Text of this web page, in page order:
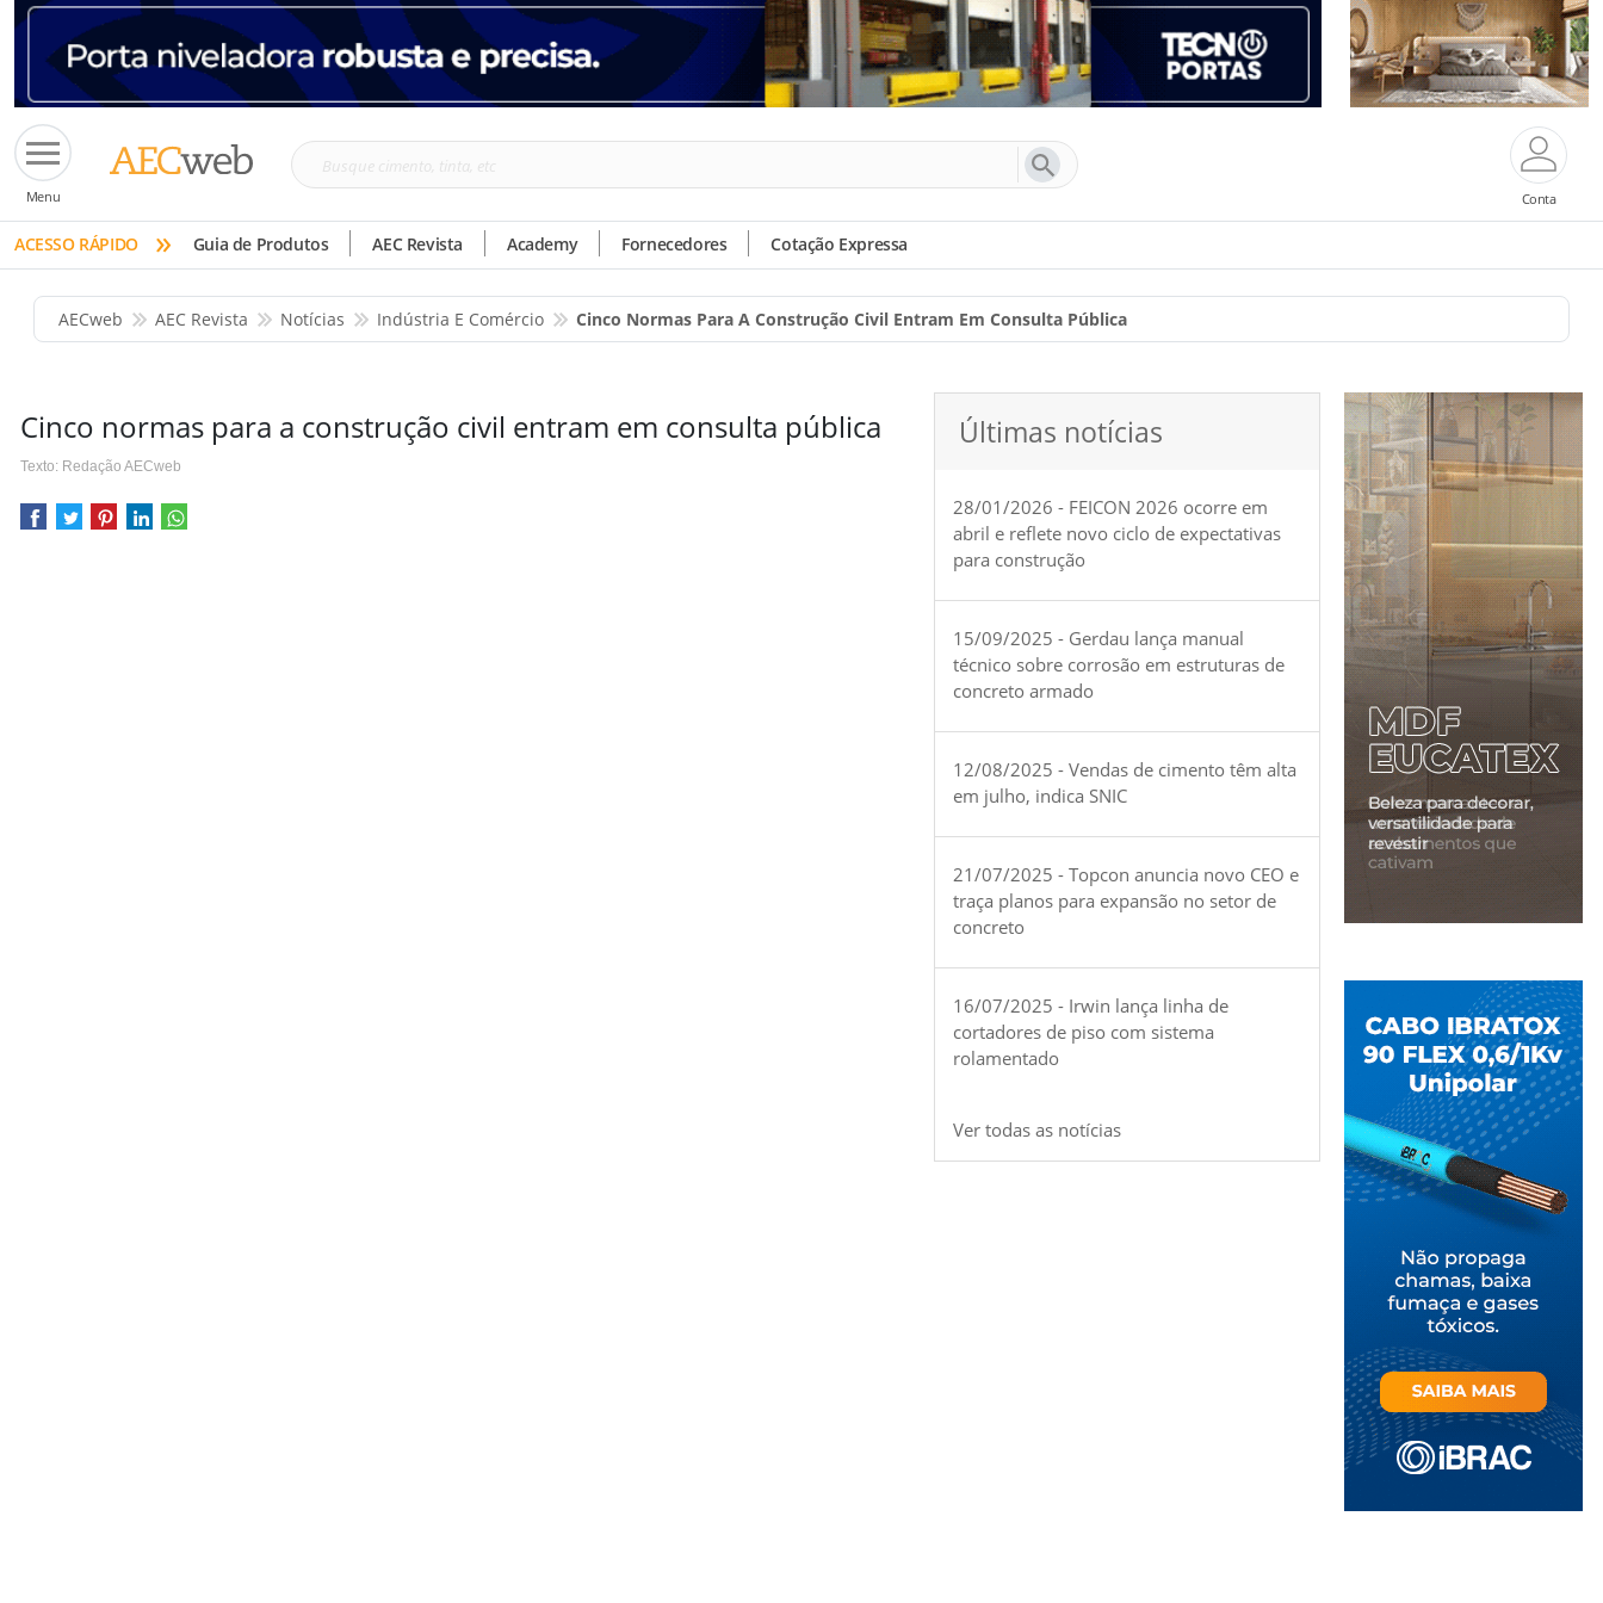
Menu
Busque
tinta,
etc
Conta
ACESSO RÁPIDO » Guia de Produtos AEC Revista Academy Fornecedores Cotação Expressa
AECweb AEC Revista Notícias Indústria E Comércio Cinco Normas Para A Construção Civil Entram Em Consulta Pública
Cinco normas para a construção civil entram em consulta pública
Texto: Redação AECweb
Últimas notícias
28/01/2026 - FEICON 2026 ocorre em
abril e reflete novo ciclo de expectativas
para construção
15/09/2025 - Gerdau lança manual
técnico sobre corrosão em estruturas de
concreto armado
12/08/2025 - Vendas de cimento têm alta
em julho, indica SNIC
21/07/2025 - Topcon anuncia novo CEO e
traça planos para expansão no setor de
concreto
16/07/2025 - Irwin lança linha de
cortadores de piso com sistema
rolamentado
Ver todas as notícias